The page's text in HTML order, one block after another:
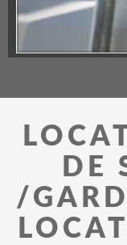
DE
/